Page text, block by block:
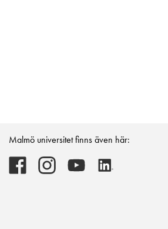
Malmö universitet finns även här:
Malmö
universitet
Malmö
universitet
Malmö
universitet